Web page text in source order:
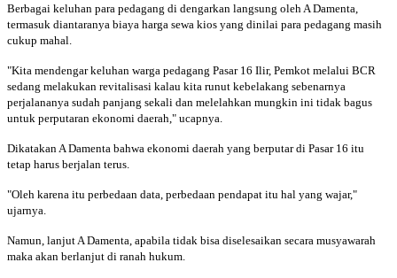
Berbagai keluhan para pedagang di dengarkan langsung oleh A Damenta,
termasuk diantaranya biaya harga sewa kios yang dinilai para pedagang masih
cukup mahal.
"Kita mendengar keluhan warga pedagang Pasar 16 Ilir, Pemkot melalui BCR
sedang melakukan revitalisasi kalau kita runut kebelakang sebenarnya
perjalananya sudah panjang sekali dan melelahkan mungkin ini tidak bagus
untuk perputaran ekonomi daerah," ucapnya.
Dikatakan A Damenta bahwa ekonomi daerah yang berputar di Pasar 16 itu
tetap harus berjalan terus.
"Oleh karena itu perbedaan data, perbedaan pendapat itu hal yang wajar,"
ujarnya.
Namun, lanjut A Damenta, apabila tidak bisa diselesaikan secara musyawarah
maka akan berlanjut di ranah hukum.